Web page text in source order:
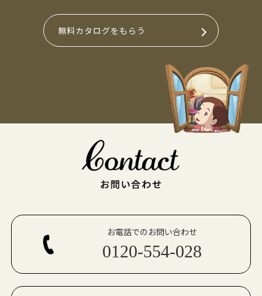
無料カタログをもらう
お電話でのお問い合わせ
0120-554-028